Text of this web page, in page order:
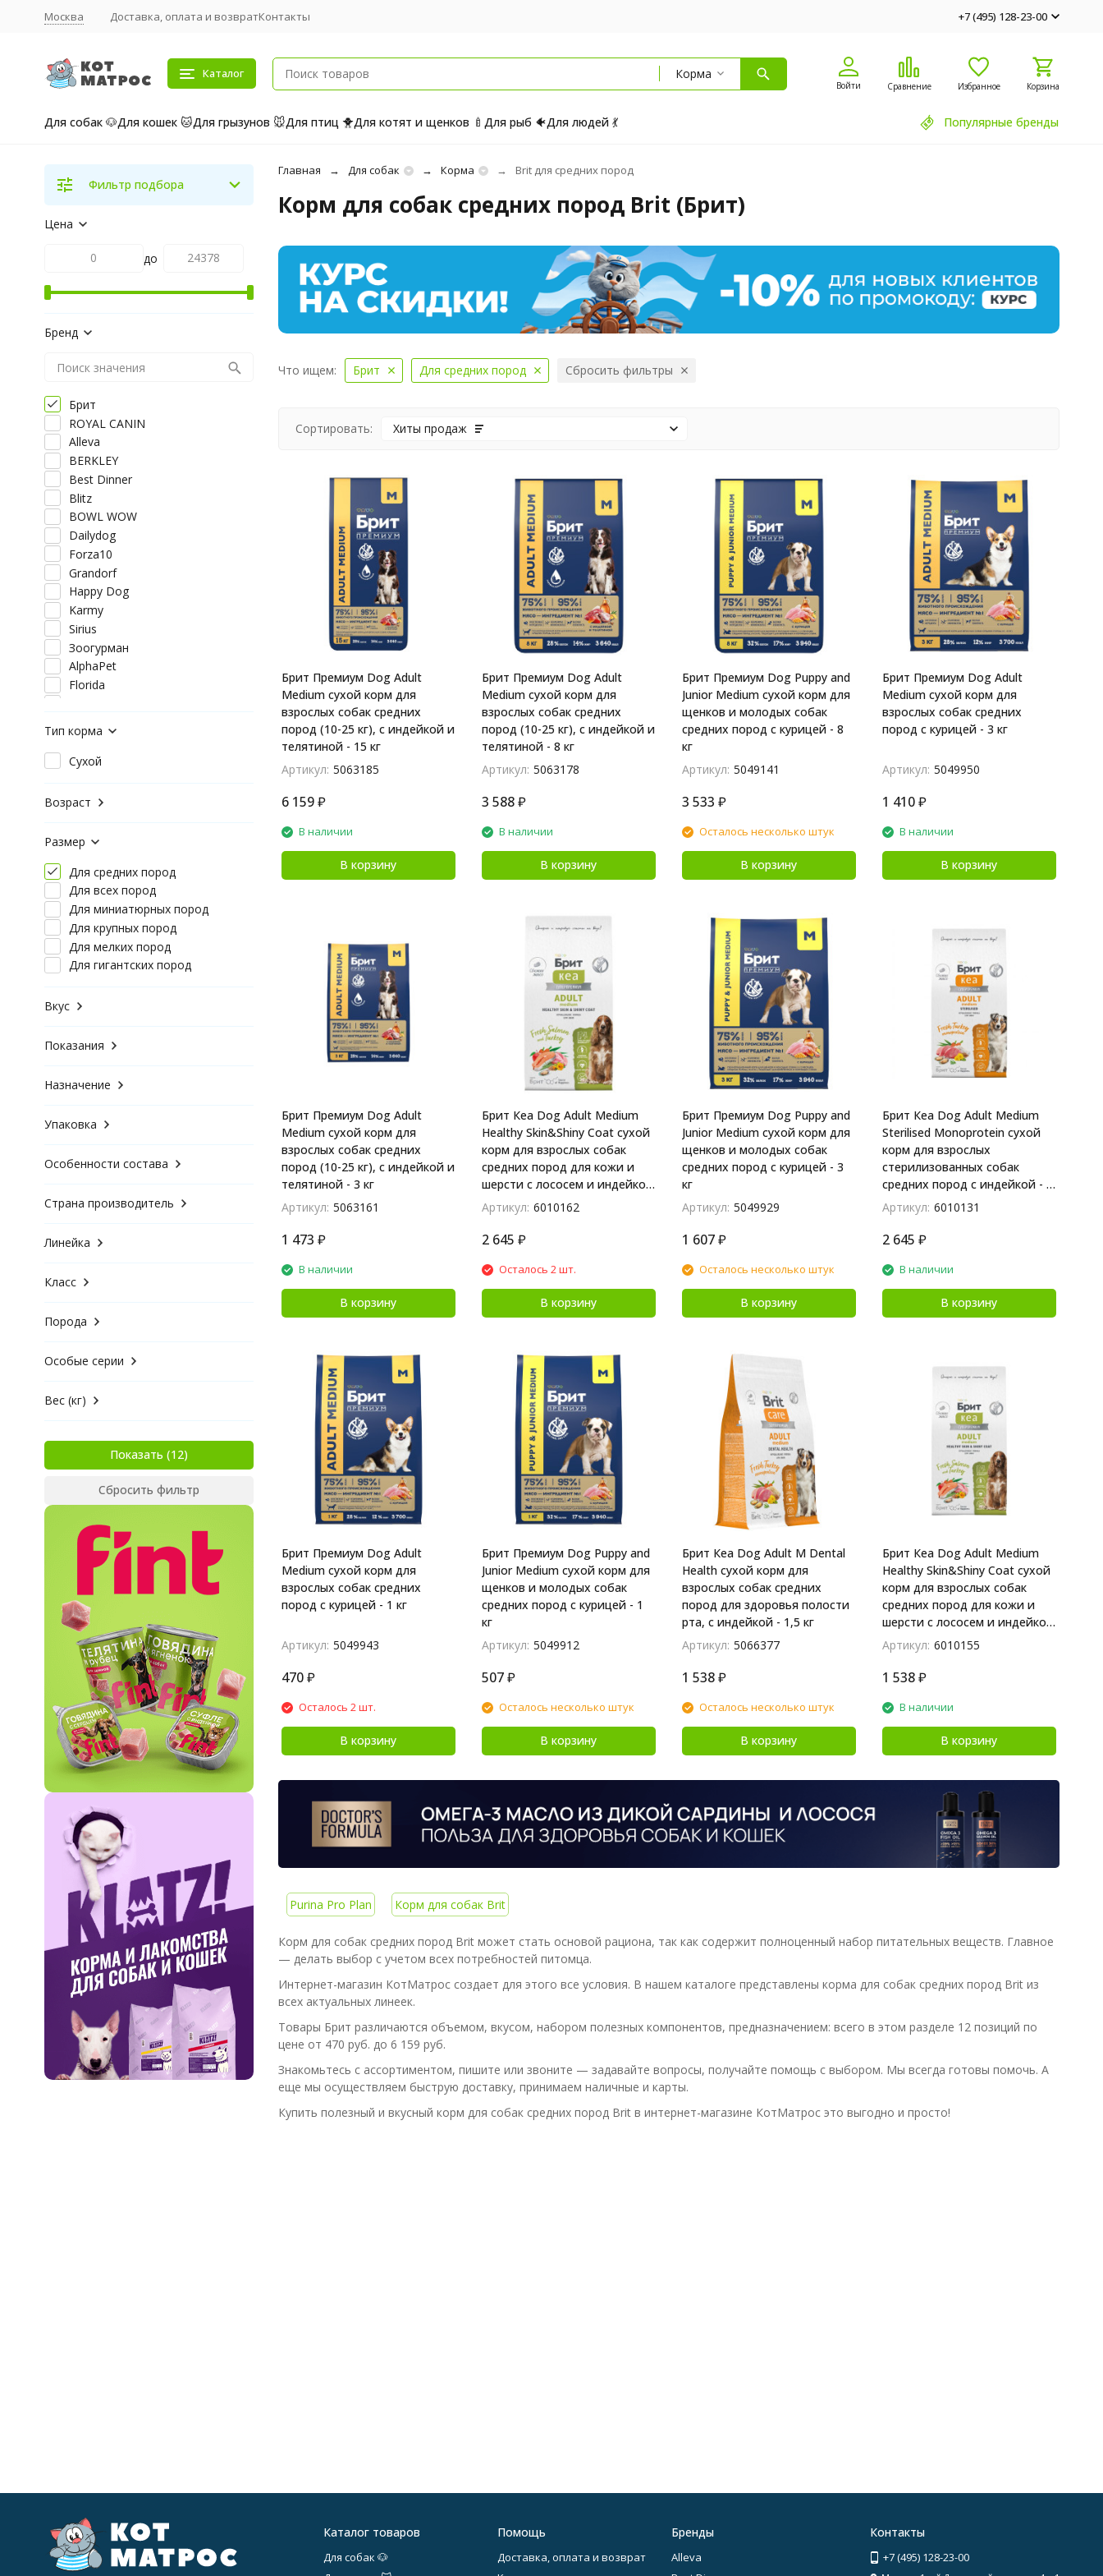
Москва Доставка, оплата и возвратКонтакты +7 (495) 128-23-00
Каталог Корма
Войти Сравнение Избранное Корзина
Для собак 🐶Для кошек 🐱Для грызунов 🐭Для птиц 🐥Для котят и щенков 🍼 Для рыб 🐠Для людей 💃 Популярные бренды
Главная Для собак Корма Brit для средних пород
Корм для собак средних пород Brit (Брит)
Что ищем: Брит Для средних пород Сбросить фильтры
Сортировать: Хиты продаж
Брит Премиум Dog Adult
Medium сухой корм для
взрослых собак средних
пород (10-25 кг), с индейкой и
телятиной - 15 кг
Артикул: 5063185
6 159 ₽
В наличии
В корзину
Брит Премиум Dog Adult
Medium сухой корм для
взрослых собак средних
пород (10-25 кг), с индейкой и
телятиной - 8 кг
Артикул: 5063178
3 588 ₽
В наличии
В корзину
Брит Премиум Dog Puppy and
Junior Medium сухой корм для
щенков и молодых собак
средних пород с курицей - 8
кг
Артикул: 5049141
3 533 ₽
Осталось несколько штук
В корзину
Брит Премиум Dog Adult
Medium сухой корм для
взрослых собак средних
пород с курицей - 3 кг
Артикул: 5049950
1 410 ₽
В наличии
В корзину
Брит Премиум Dog Adult
Medium сухой корм для
взрослых собак средних
пород (10-25 кг), с индейкой и
телятиной - 3 кг
Артикул: 5063161
1 473 ₽
В наличии
В корзину
Брит Кеа Dog Adult Medium
Healthy Skin&Shiny Coat сухой
корм для взрослых собак
средних пород для кожи и
шерсти с лососем и индейкой
- 3 кг
Артикул: 6010162
2 645 ₽
Осталось 2 шт.
В корзину
Брит Премиум Dog Puppy and
Junior Medium сухой корм для
щенков и молодых собак
средних пород с курицей - 3
кг
Артикул: 5049929
1 607 ₽
Осталось несколько штук
В корзину
Брит Кеа Dog Adult Medium
Sterilised Monoprotein сухой
корм для взрослых
стерилизованных собак
средних пород с индейкой - 3
кг
Артикул: 6010131
2 645 ₽
В наличии
В корзину
Брит Премиум Dog Adult
Medium сухой корм для
взрослых собак средних
пород с курицей - 1 кг
Артикул: 5049943
470 ₽
Осталось 2 шт.
В корзину
Брит Премиум Dog Puppy and
Junior Medium сухой корм для
щенков и молодых собак
средних пород с курицей - 1
кг
Артикул: 5049912
507 ₽
Осталось несколько штук
В корзину
Брит Кеа Dog Adult M Dental
Health сухой корм для
взрослых собак средних
пород для здоровья полости
рта, с индейкой - 1,5 кг
Артикул: 5066377
1 538 ₽
Осталось несколько штук
В корзину
Брит Кеа Dog Adult Medium
Healthy Skin&Shiny Coat сухой
корм для взрослых собак
средних пород для кожи и
шерсти с лососем и индейкой
- 1,5 кг
Артикул: 6010155
1 538 ₽
В наличии
В корзину
Purina Pro Plan Корм для собак Brit
Корм для собак средних пород Brit может стать основой рациона, так как содержит полноценный набор питательных веществ. Главное
— делать выбор с учетом всех потребностей питомца.
Интернет-магазин КотМатрос создает для этого все условия. В нашем каталоге представлены корма для собак средних пород Brit из
всех актуальных линеек.
Товары Брит различаются объемом, вкусом, набором полезных компонентов, предназначением: всего в этом разделе 12 позиций по
цене от 470 руб. до 6 159 руб.
Знакомьтесь с ассортиментом, пишите или звоните — задавайте вопросы, получайте помощь с выбором. Мы всегда готовы помочь. А
еще мы осуществляем быструю доставку, принимаем наличные и карты.
Купить полезный и вкусный корм для собак средних пород Brit в интернет-магазине КотМатрос это выгодно и просто!
Фильтр подбора
Цена
до
Бренд
ROYAL CANIN
Alleva
BERKLEY
Best Dinner
Blitz
BOWL WOW
Брит
Dailydog
Forza10
Grandorf
Happy Dog
Karmy
Sirius
Зоогурман
AlphaPet
Florida
Premier
ZOOFOOD
Edel
Buddy&Sol
Elato
Chester
Fint
DUO Nutrition
Chepfa Premium
Тип корма
Сухой
Возраст
Размер
Для всех пород
Для миниатюрных пород
Для крупных пород
Для мелких пород
Для средних пород
Для гигантских пород
Вкус
Показания
Назначение
Упаковка
Особенности состава
Страна производитель
Линейка
Класс
Порода
Особые серии
Вес (кг)
Показать
Сбросить фильтр
Каталог товаров
Для собак 🐶
Помощь
Доставка, оплата и возврат
Бренды
Alleva
Контакты
+7 (495) 128-23-00